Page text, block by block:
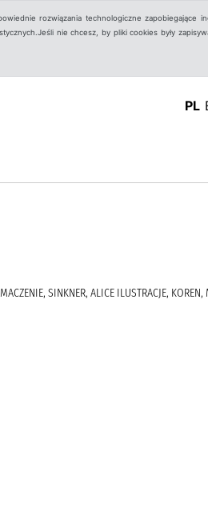
rozwiązania technologiczne zapobiegające
nie chcesz, by pliki cookies były
PL
SINKNER, ALICE ILUSTRACJE, KOREN,